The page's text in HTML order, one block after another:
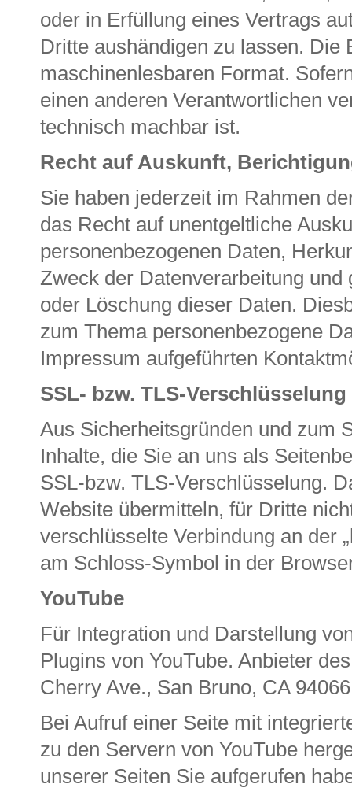
oder in Erfüllung eines Vertrags
Dritte aushändigen zu lassen. Die
maschinenlesbaren Format.
einen anderen Verantwortlichen
technisch machbar ist.
Recht auf Auskunft,
Sie haben jederzeit im Rahmen
das Recht auf unentgeltliche
personenbezogenen Daten,
Zweck der Datenverarbeitung
oder Löschung dieser Daten.
zum Thema personenbezogene
Impressum aufgeführten
SSL- bzw. TLS-Verschlüsselung
Aus Sicherheitsgründen und zum
Inhalte, die Sie an uns als
SSL-bzw. TLS-Verschlüsselung.
Website übermitteln, für Dritte
verschlüsselte Verbindung an der
am Schloss-Symbol in der
YouTube
Für Integration und Darstellung
Plugins von YouTube. Anbieter
Cherry Ave., San Bruno, CA
Bei Aufruf einer Seite mit
zu den Servern von YouTube
unserer Seiten Sie aufgerufen